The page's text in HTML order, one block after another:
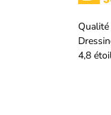
Qualité
4,8